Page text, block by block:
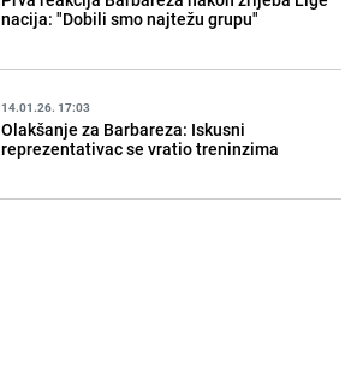
nacija: "Dobili smo najtežu grupu"
14.01.26. 17:03
Olakšanje za Barbareza: Iskusni
reprezentativac se vratio treninzima